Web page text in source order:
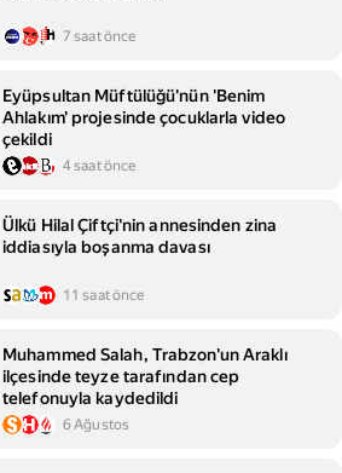
7 saat önce
Eyüpsultan Müftülüğü'nün 'Benim
Ahlakım' projesinde çocuklarla video
çekildi
4 saat önce
Ülkü Hilal Çiftçi'nin annesinden zina
iddiasıyla boşanma davası
11 saat önce
Muhammed Salah, Trabzon'un Araklı
ilçesinde teyze tarafından cep
telefonuyla kaydedildi
6 Ağustos